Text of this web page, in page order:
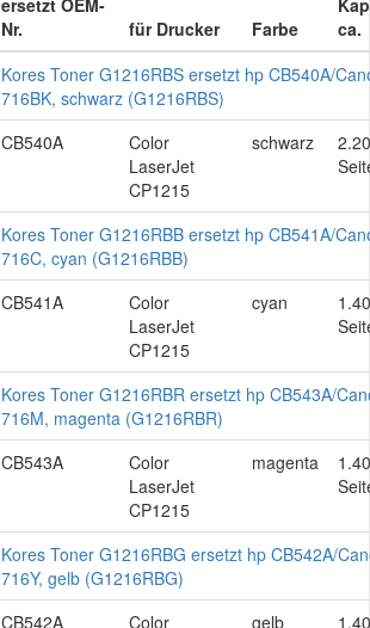
ersetzt OEM-
Nr.
für Drucker Farbe
ca.
Kores Toner G1216RBS ersetzt hp CB540A/
716BK, schwarz (G1216RBS)
CB540A
Color
LaserJet
CP1215
schwarz
Kores Toner G1216RBB ersetzt hp CB541A/
716C, cyan (G1216RBB)
CB541A
Color
LaserJet
CP1215
cyan
Kores Toner G1216RBR ersetzt hp CB543A/
716M, magenta (G1216RBR)
CB543A
Color
LaserJet
CP1215
magenta
Kores Toner G1216RBG ersetzt hp CB542A/
716Y, gelb (G1216RBG)
CB542A
Color gelb